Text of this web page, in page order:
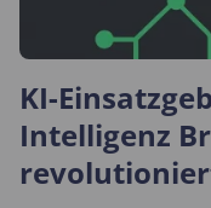
KI-
Intelligenz